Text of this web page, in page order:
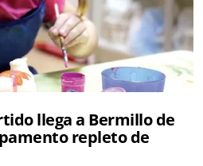
llega a Bermillo de
repleto de